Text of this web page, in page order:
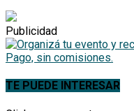
Publicidad
TE PUEDE INTERESAR